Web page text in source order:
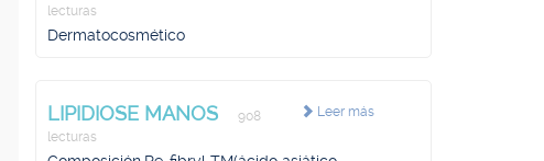
lecturas
Dermatocosmético
Leer más
LIPIDIOSE MANOS
908
lecturas